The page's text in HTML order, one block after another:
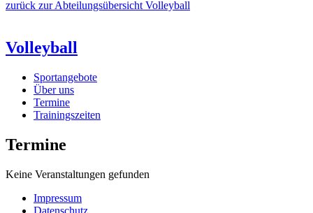
zurück zur Abteilungsübersicht Volleyball
Volleyball
Sportangebote
Über uns
Termine
Trainingszeiten
Termine
Keine Veranstaltungen gefunden
Impressum
Datenschutz